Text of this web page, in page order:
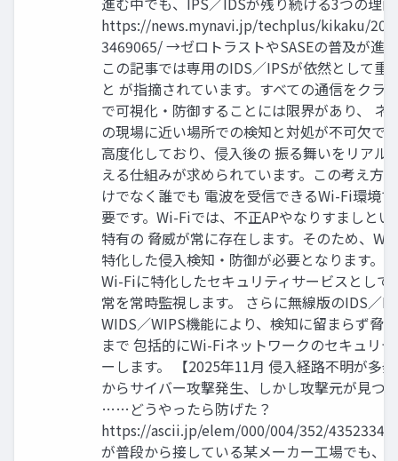
https://news.mynavi.jp/techplus/kikaku/
3469065/ →ゼロトラストやSASEの普及が進
この記事では専用のIDS／IPSが依然として重
と が指摘されています。すべての通信をクラ
で可視化・防御することには限界があり、 ネ
の現場に近い場所での検知と対処が不可欠で
高度化しており、侵入後の 振る舞いをリアル
える仕組みが求められています。この考え方
けでなく誰でも 電波を受信できるWi-Fi環境
要です。Wi-Fiでは、不正APやなりすましとい
特有の 脅威が常に存在します。そのため、
特化した侵入検知・防御が必要となります。
Wi-Fiに特化したセキュリティサービスとして
常を常時監視します。 さらに無線版のIDS／
WIDS／WIPS機能により、検知に留まらず脅
まで 包括的にWi-Fiネットワークのセキュリ
ーします。 【2025年11月 侵入経路不明が多
からサイバー攻撃発生、しかし攻撃元が見つ
……どうやったら防げた？
https://ascii.jp/elem/000/004/352/4352334/
が普段から接している某メーカー工場でも、